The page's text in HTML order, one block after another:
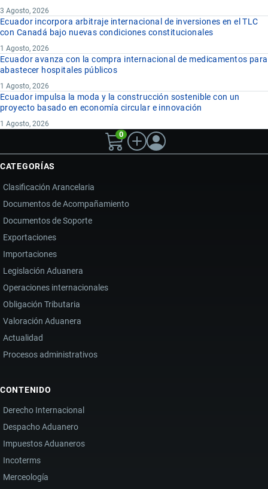
3 Agosto, 2026
Ecuador incorpora arbitraje internacional de inversiones en el TLC
con Canadá bajo nuevas condiciones constitucionales
1 Agosto, 2026
Ecuador avanza con la compra internacional de medicamentos para
abastecer hospitales públicos
1 Agosto, 2026
Ecuador impulsa la moda y la construcción sostenible con un
proyecto basado en economía circular e innovación
1 Agosto, 2026
0
CATEGORÍAS
Clasificación Arancelaria
Documentos de Acompañamiento
Documentos de Soporte
Exportaciones
Importaciones
Legislación Aduanera
Operaciones internacionales
Obligación Tributaria
Valoración Aduanera
Actualidad
Procesos administrativos
CONTENIDO
Derecho Internacional
Despacho Aduanero
Impuestos Aduaneros
Incoterms
Merceología